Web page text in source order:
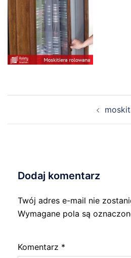
moskit
Dodaj komentarz
Twój adres e-mail nie
Wymagane pola są
Komentarz *